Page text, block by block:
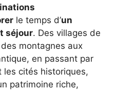
le temps d’un
séjour. Des villages de
montagnes aux
en passant par
les cités historiques,
patrimoine riche,